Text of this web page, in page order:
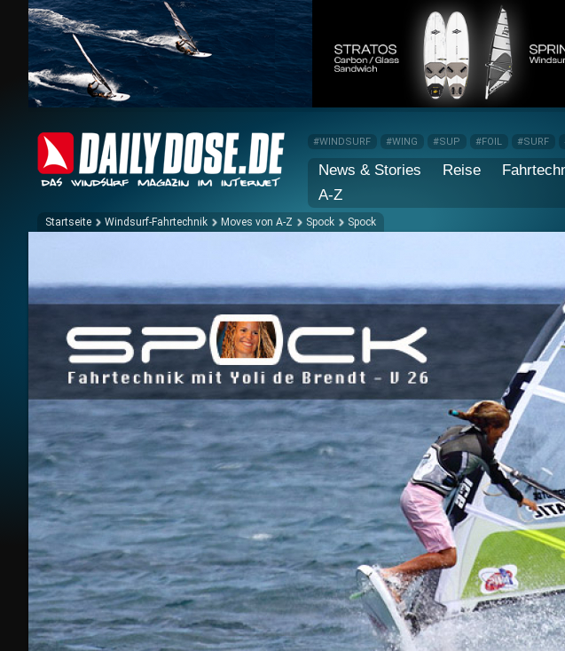
#WINDSURF #WING #SUP #FOIL #SURF
News & Stories Reise
A-Z
Startseite Windsurf-Fahrtechnik Moves von A-Z Spock Spock